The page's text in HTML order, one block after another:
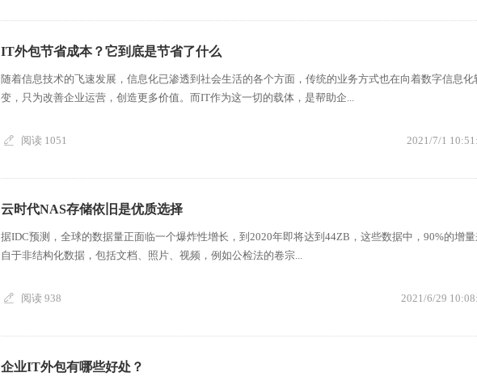
IT外包节省成本？它到底是节省了什么
随着信息技术的飞速发展，信息化已渗透到社会生活的各个方面，传统的业务方式也在向着数字信息化
变，只为改善企业运营，创造更多价值。而IT作为这一切的载体，是帮助企...
阅读 1051 2021/7/1
云时代NAS存储依旧是优质选择
据IDC预测，全球的数据量正面临一个爆炸性增长，到2020年即将达到44ZB，这些数据中，90%的增
自于非结构化数据，包括文档、照片、视频，例如公检法的卷宗...
阅读 938 2021/6/29
企业IT外包有哪些好处？